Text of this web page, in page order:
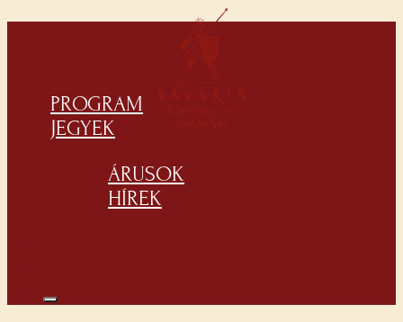
PROGRAM
JEGYEK
ÁRUSOK
HÍREK